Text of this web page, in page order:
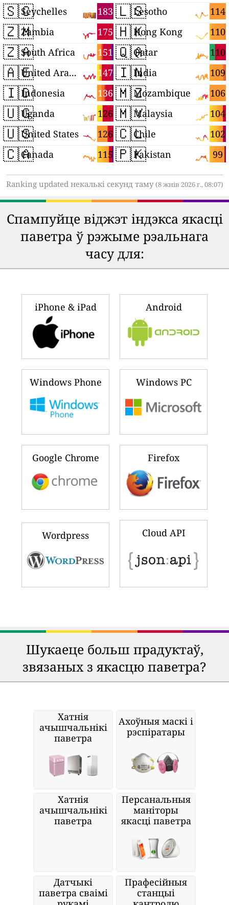
🇸🇨 183
Seychelles
🇿🇲 175
Zambia
🇿🇦 151
South Africa
🇦🇪 147
United Arab Emirates
🇮🇩 136
Indonesia
🇺🇬 126
Uganda
🇺🇸 126
United States
🇨🇦 115
Canada
🇱🇸 114
Lesotho
🇭🇰 110
Hong Kong
🇶🇦 110
Qatar
🇮🇳 109
India
🇲🇿 106
Mozambique
🇲🇾 104
Malaysia
🇨🇱 102
Chile
🇵🇰 99
Pakistan
Ranking updated некалькі секунд таму(8 жнів 2026 г., 08:07)
Спампуйце віджэт індэкса якасці
паветра ў рэжыме рэальнага
часу для:
iPhone & iPad Android
Windows Phone Windows PC
Google Chrome Firefox
Wordpress Cloud API
Шукаеце больш прадуктаў,
звязаных з якасцю паветра?
Хатнія
ачышчальнікі
паветра
Ахоўныя маскі і
рэспіратары
Хатнія
ачышчальнікі
паветра
Персанальныя
маніторы
якасці паветра
Датчыкі
паветра сваімі
Прафесійныя
станцыі